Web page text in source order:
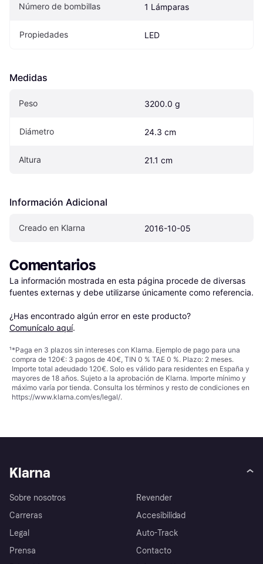
Número de bombillas 1 Lámparas
Propiedades LED
Medidas
Peso 3200.0 g
Diámetro 24.3 cm
Altura 21.1 cm
Información Adicional
Creado en Klarna 2016-10-05
Comentarios
La información mostrada en esta página procede de diversas
fuentes externas y debe utilizarse únicamente como referencia.
¿Has encontrado algún error en este producto?
Comunícalo aquí.
¹*Paga en 3 plazos sin intereses con Klarna. Ejemplo de pago para una
compra de 120€: 3 pagos de 40€, TIN 0 % TAE 0 %. Plazo: 2 meses.
Importe total adeudado 120€. Solo es válido para residentes en España y
mayores de 18 años. Sujeto a la aprobación de Klarna. Importe mínimo y
máximo varía por tienda. Consulta los términos y resto de condiciones en
https://www.klarna.com/es/legal/.
Klarna
Sobre nosotros
Carreras
Legal
Prensa
Revender
Accesibilidad
Auto-Track
Contacto